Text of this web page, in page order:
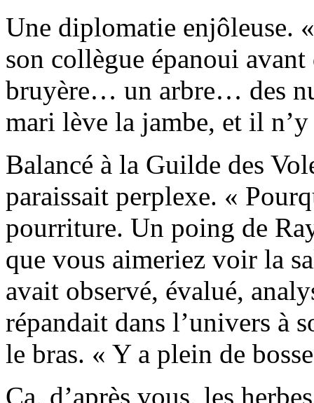
Une diplomatie enjôleuse.
son collègue épanoui
bruyère… un arbre… des
mari lève la jambe, et il
Balancé à la Guilde des
paraissait perplexe. «
pourriture. Un poing de
que vous aimeriez voir la
avait observé, évalué,
répandait dans l’univers à
le bras. « Y a plein de
Ça, d’après vous, les